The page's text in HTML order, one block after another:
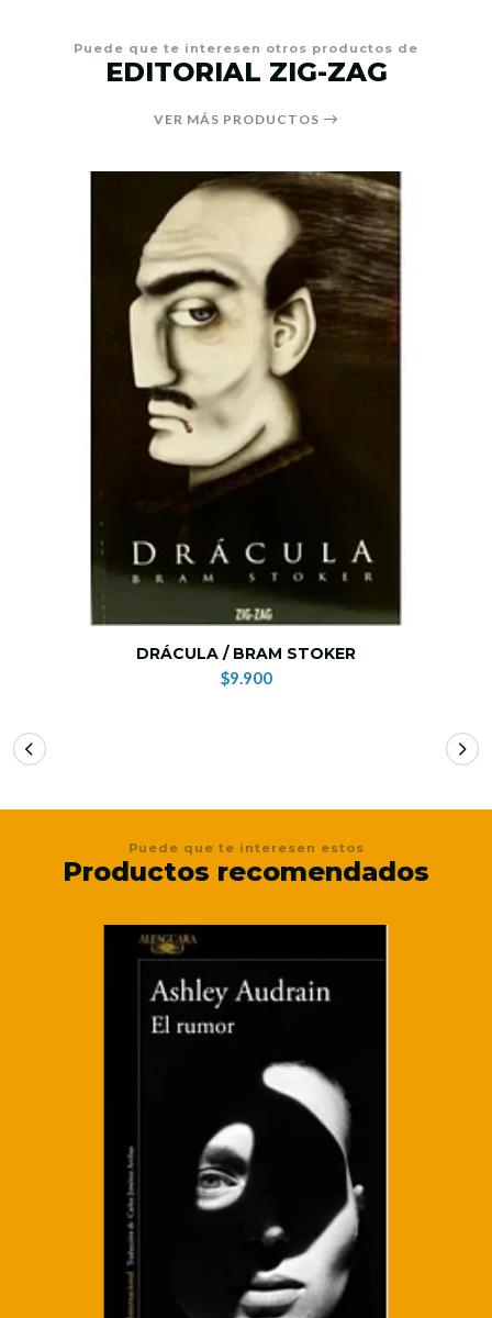
Puede que te interesen otros productos de
EDITORIAL ZIG-ZAG
VER MÁS PRODUCTOS
DRÁCULA / BRAM STOKER
$9.900
Puede que te interesen estos
Productos recomendados